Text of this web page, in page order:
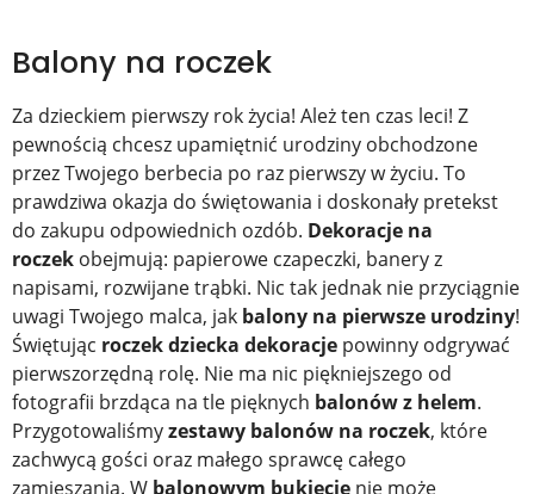
Balony na roczek
Za dzieckiem pierwszy rok życia! Ależ ten czas leci! Z
pewnością chcesz upamiętnić urodziny obchodzone
przez Twojego berbecia po raz pierwszy w życiu. To
prawdziwa okazja do świętowania i doskonały pretekst
do zakupu odpowiednich ozdób. Dekoracje na
roczek obejmują: papierowe czapeczki, banery z
napisami, rozwijane trąbki. Nic tak jednak nie przyciągnie
uwagi Twojego malca, jak balony na pierwsze urodziny!
Świętując roczek dziecka dekoracje powinny odgrywać
pierwszorzędną rolę. Nie ma nic piękniejszego od
fotografii brzdąca na tle pięknych balonów z helem.
Przygotowaliśmyzestawy balonów na roczek, które
zachwycą gości oraz małego sprawcę całego
zamieszania. W balonowym bukiecie nie może